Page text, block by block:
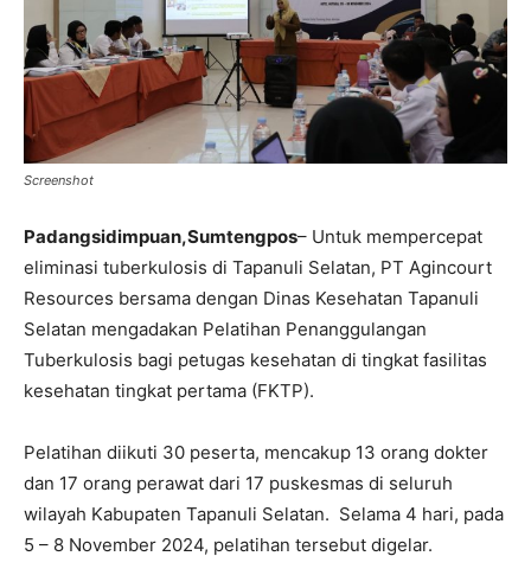
Screenshot
Padangsidimpuan,Sumtengpos– Untuk mempercepat
eliminasi tuberkulosis di Tapanuli Selatan, PT Agincourt
Resources bersama dengan Dinas Kesehatan Tapanuli
Selatan mengadakan Pelatihan Penanggulangan
Tuberkulosis bagi petugas kesehatan di tingkat fasilitas
kesehatan tingkat pertama (FKTP).
Pelatihan diikuti 30 peserta, mencakup 13 orang dokter
dan 17 orang perawat dari 17 puskesmas di seluruh
wilayah Kabupaten Tapanuli Selatan. Selama 4 hari, pada
5 – 8 November 2024, pelatihan tersebut digelar.